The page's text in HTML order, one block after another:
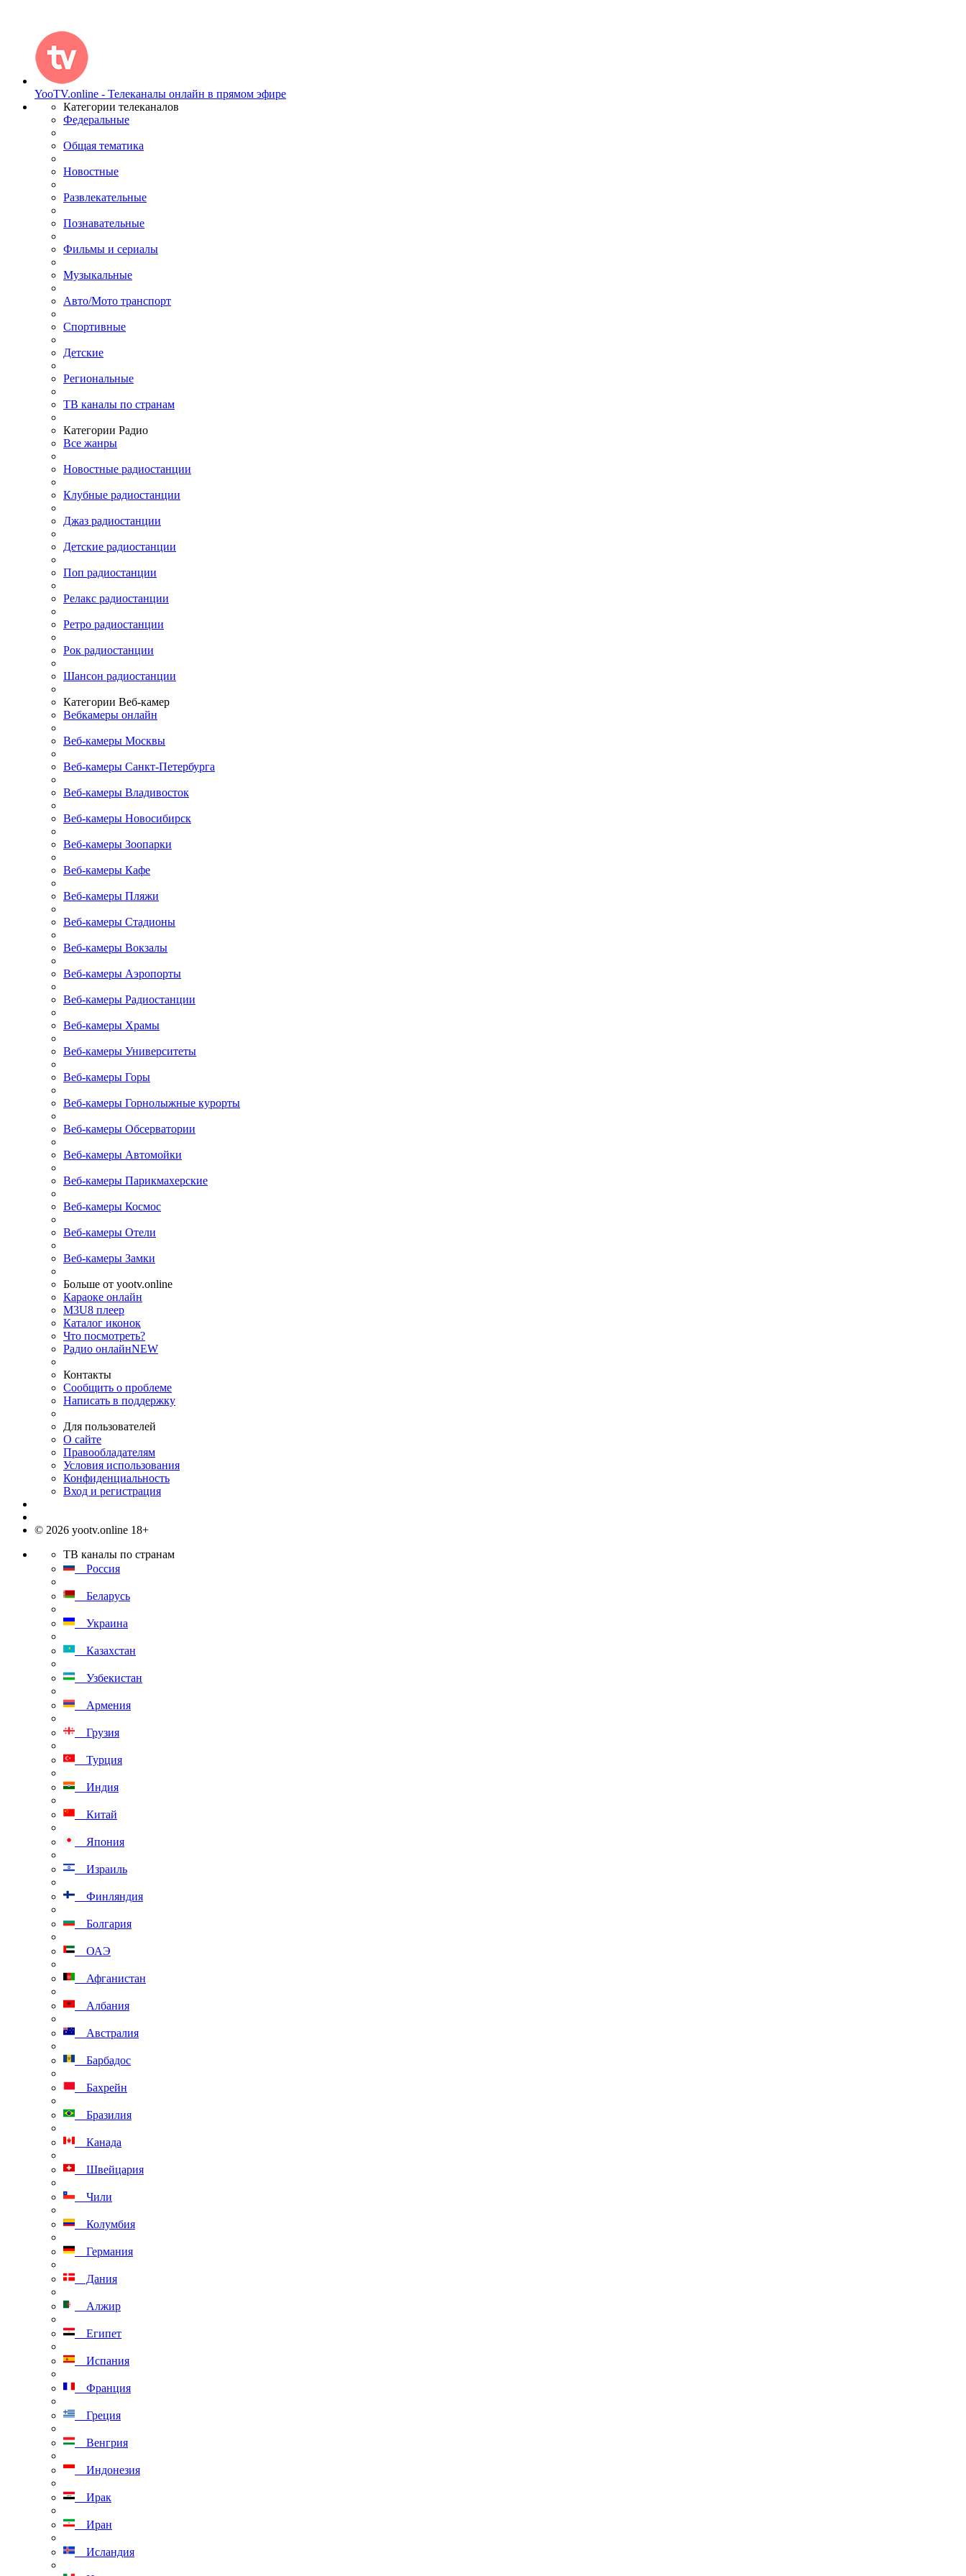
YooTV.online - Телеканалы онлайн в прямом эфире
Категории телеканалов
Федеральные
Общая тематика
Новостные
Развлекательные
Познавательные
Фильмы и сериалы
Музыкальные
Авто/Мото транспорт
Спортивные
Детские
Региональные
ТВ каналы по странам
Категории Радио
Все жанры
Новостные радиостанции
Клубные радиостанции
Джаз радиостанции
Детские радиостанции
Поп радиостанции
Релакс радиостанции
Ретро радиостанции
Рок радиостанции
Шансон радиостанции
Категории Веб-камер
Вебкамеры онлайн
Веб-камеры Москвы
Веб-камеры Санкт-Петербурга
Веб-камеры Владивосток
Веб-камеры Новосибирск
Веб-камеры Зоопарки
Веб-камеры Кафе
Веб-камеры Пляжи
Веб-камеры Стадионы
Веб-камеры Вокзалы
Веб-камеры Аэропорты
Веб-камеры Радиостанции
Веб-камеры Храмы
Веб-камеры Университеты
Веб-камеры Горы
Веб-камеры Горнолыжные курорты
Веб-камеры Обсерватории
Веб-камеры Автомойки
Веб-камеры Парикмахерские
Веб-камеры Космос
Веб-камеры Отели
Веб-камеры Замки
Больше от yootv.online
Караоке онлайн
M3U8 плеер
Каталог иконок
Что посмотреть?
Радио онлайнNEW
Контакты
Сообщить о проблеме
Написать в поддержку
Для пользователей
О сайте
Правообладателям
Условия использования
Конфиденциальность
Вход и регистрация
© 2026 yootv.online 18+
ТВ каналы по странам
Россия
Беларусь
Украина
Казахстан
Узбекистан
Армения
Грузия
Турция
Индия
Китай
Япония
Израиль
Финляндия
Болгария
ОАЭ
Афганистан
Албания
Австралия
Барбадос
Бахрейн
Бразилия
Канада
Швейцария
Чили
Колумбия
Германия
Дания
Алжир
Египет
Испания
Франция
Греция
Венгрия
Индонезия
Ирак
Иран
Исландия